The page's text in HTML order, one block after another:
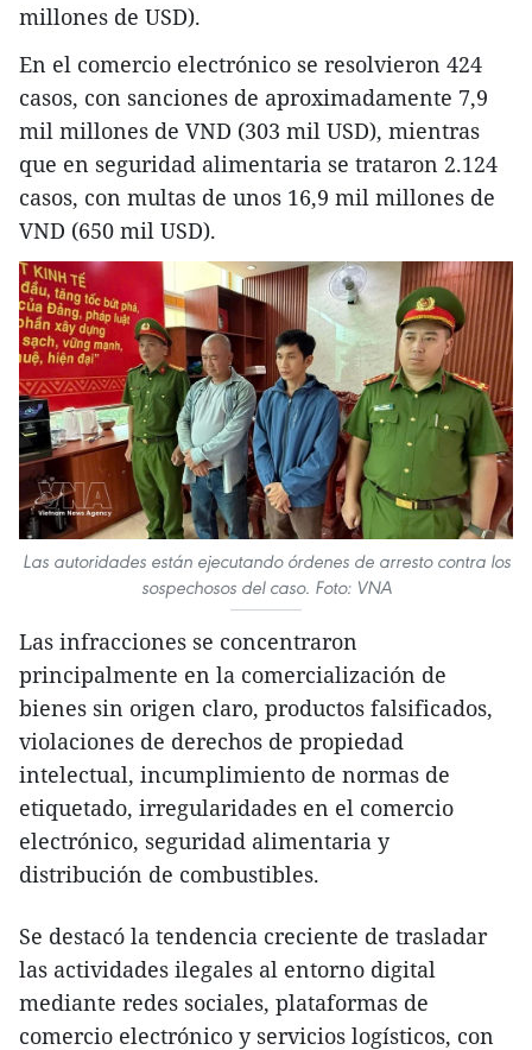
millones de USD).
En el comercio electrónico se resolvieron 424
casos, con sanciones de aproximadamente 7,9
mil millones de VND (303 mil USD), mientras
que en seguridad alimentaria se trataron 2.124
casos, con multas de unos 16,9 mil millones de
VND (650 mil USD).
Las autoridades están ejecutando órdenes de arresto contra los
sospechosos del caso. Foto: VNA
Las infracciones se concentraron
principalmente en la comercialización de
bienes sin origen claro, productos falsificados,
violaciones de derechos de propiedad
intelectual, incumplimiento de normas de
etiquetado, irregularidades en el comercio
electrónico, seguridad alimentaria y
distribución de combustibles.
Se destacó la tendencia creciente de trasladar
las actividades ilegales al entorno digital
mediante redes sociales, plataformas de
comercio electrónico y servicios logísticos, con